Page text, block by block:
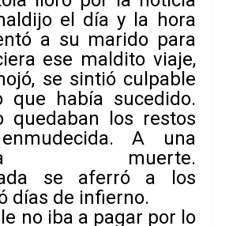
el día y la hora
a su marido para
ese maldito viaje,
se sintió culpable
que había sucedido.
quedaban los restos
A una
muerte.
se aferró a los
días de infierno.
no iba a pagar por lo